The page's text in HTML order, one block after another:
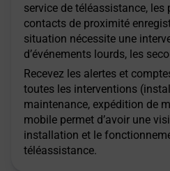
service de téléassistance, les
contacts de proximité
situation nécessite une
d’événements lourds, les
Recevez les alertes et
toutes les interventions
maintenance, expédition de
mobile permet d’avoir une
installation et le
téléassistance.